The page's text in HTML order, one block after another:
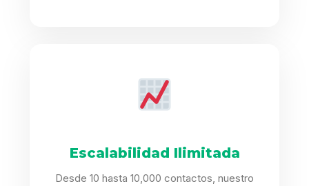
Escalabilidad Ilimitada
Desde 10 hasta 10,000 contactos, nuestro